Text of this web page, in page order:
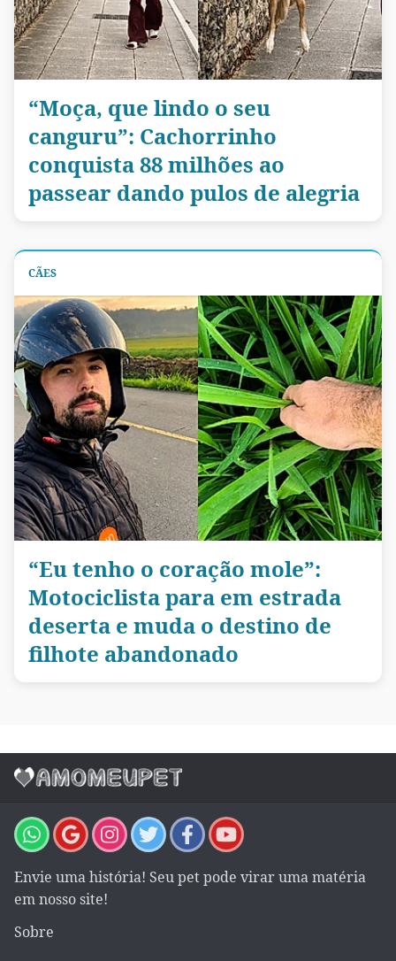
“Moça, que lindo o seu
canguru”: Cachorrinho
conquista 88 milhões ao
passear dando pulos de alegria
CÃES
“Eu tenho o coração mole”:
Motociclista para em estrada
deserta e muda o destino de
filhote abandonado
Envie uma história! Seu pet pode virar uma matéria
em nosso site!
Sobre